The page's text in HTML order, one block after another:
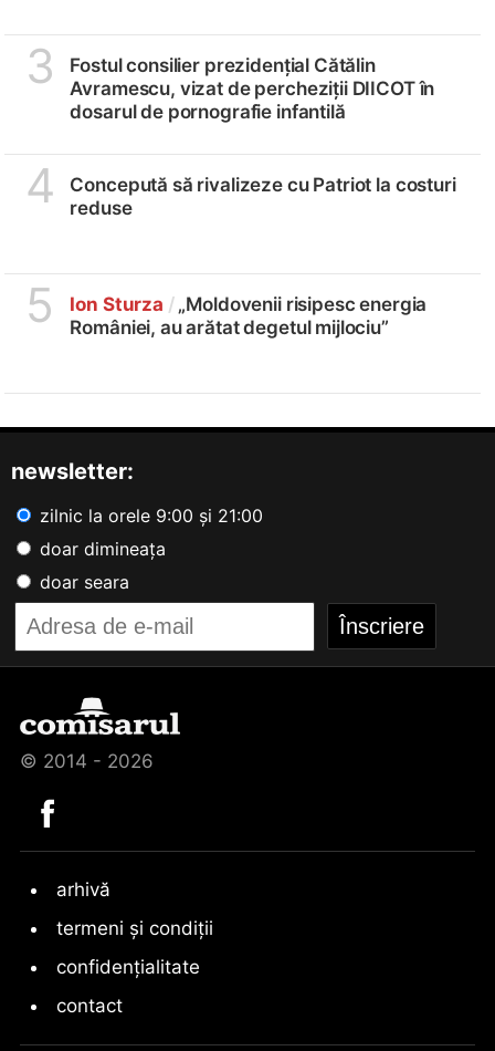
3
Fostul consilier prezidențial Cătălin
Avramescu, vizat de percheziții DIICOT în
dosarul de pornografie infantilă
4
Concepută să rivalizeze cu Patriot la costuri
reduse
5 Ion Sturza /„Moldovenii risipesc energia
României, au arătat degetul mijlociu”
newsletter:
zilnic la orele 9:00 și 21:00
doar dimineața
doar seara
© 2014 - 2026
arhivă
termeni și condiții
confidențialitate
contact